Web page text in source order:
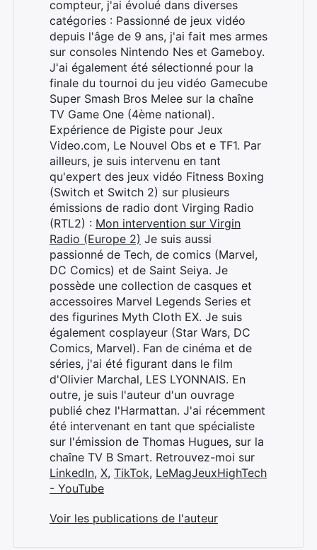
compteur, j'ai évolué dans diverses
catégories : Passionné de jeux vidéo
depuis l'âge de 9 ans, j'ai fait mes armes
sur consoles Nintendo Nes et Gameboy.
J'ai également été sélectionné pour la
finale du tournoi du jeu vidéo Gamecube
Super Smash Bros Melee sur la chaîne
TV Game One (4ème national).
Expérience de Pigiste pour Jeux
Video.com, Le Nouvel Obs et e TF1. Par
ailleurs, je suis intervenu en tant
qu'expert des jeux vidéo Fitness Boxing
(Switch et Switch 2) sur plusieurs
émissions de radio dont Virging Radio
(RTL2) : Mon intervention sur Virgin
Radio (Europe 2) Je suis aussi
passionné de Tech, de comics (Marvel,
DC Comics) et de Saint Seiya. Je
possède une collection de casques et
accessoires Marvel Legends Series et
des figurines Myth Cloth EX. Je suis
également cosplayeur (Star Wars, DC
Comics, Marvel). Fan de cinéma et de
séries, j'ai été figurant dans le film
d'Olivier Marchal, LES LYONNAIS. En
outre, je suis l'auteur d'un ouvrage
publié chez l'Harmattan. J'ai récemment
été intervenant en tant que spécialiste
sur l'émission de Thomas Hugues, sur la
chaîne TV B Smart. Retrouvez-moi sur
LinkedIn, X, TikTok, LeMagJeuxHighTech
- YouTube
Voir les publications de l'auteur